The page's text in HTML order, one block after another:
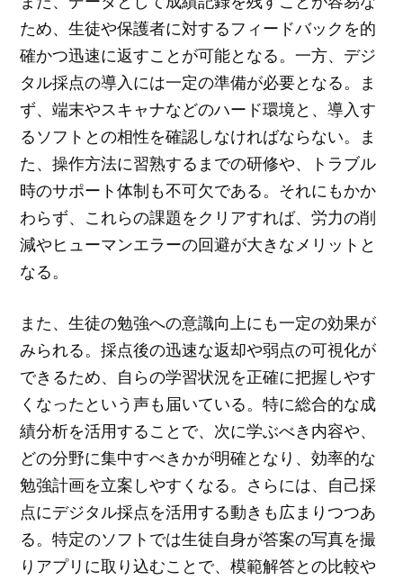
ため、生徒や保護者に対するフィードバックを的
確かつ迅速に返すことが可能となる。一方、デジ
タル採点の導入には一定の準備が必要となる。ま
ず、端末やスキャナなどのハード環境と、導入す
るソフトとの相性を確認しなければならない。ま
た、操作方法に習熟するまでの研修や、トラブル
時のサポート体制も不可欠である。それにもかか
わらず、これらの課題をクリアすれば、労力の削
減やヒューマンエラーの回避が大きなメリットと
なる。
また、生徒の勉強への意識向上にも一定の効果が
みられる。採点後の迅速な返却や弱点の可視化が
できるため、自らの学習状況を正確に把握しやす
くなったという声も届いている。特に総合的な成
績分析を活用することで、次に学ぶべき内容や、
どの分野に集中すべきかが明確となり、効率的な
勉強計画を立案しやすくなる。さらには、自己採
点にデジタル採点を活用する動きも広まりつつあ
る。特定のソフトでは生徒自身が答案の写真を撮
りアプリに取り込むことで、模範解答との比較や